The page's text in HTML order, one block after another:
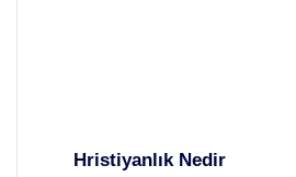
Hristiyanlık Nedir